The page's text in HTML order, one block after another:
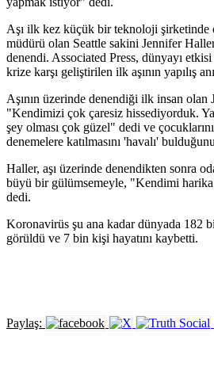
Aşı ilk kez küçük bir teknoloji şirketinde
müdürü olan Seattle sakini Jennifer
denendi. Associated Press, dünyayı etkisi
krize karşı geliştirilen ilk aşının yapılış
Aşının üzerinde denendiği ilk insan olan
"Kendimizi çok çaresiz hissediyorduk.
şey olması çok güzel" dedi ve
denemelere katılmasını 'havalı'
Haller, aşı üzerinde denendikten sonra
büyü bir gülümsemeyle, "Kendimi
dedi.
Koronavirüs şu ana kadar dünyada 182
görüldü ve 7 bin kişi hayatını kaybetti.
Paylaş: